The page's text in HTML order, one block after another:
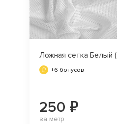
Ложная сетка Белый
+6 бонусов
250 ₽
за метр